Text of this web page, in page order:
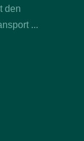
den
...